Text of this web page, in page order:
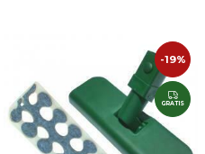
-19%
GRATIS